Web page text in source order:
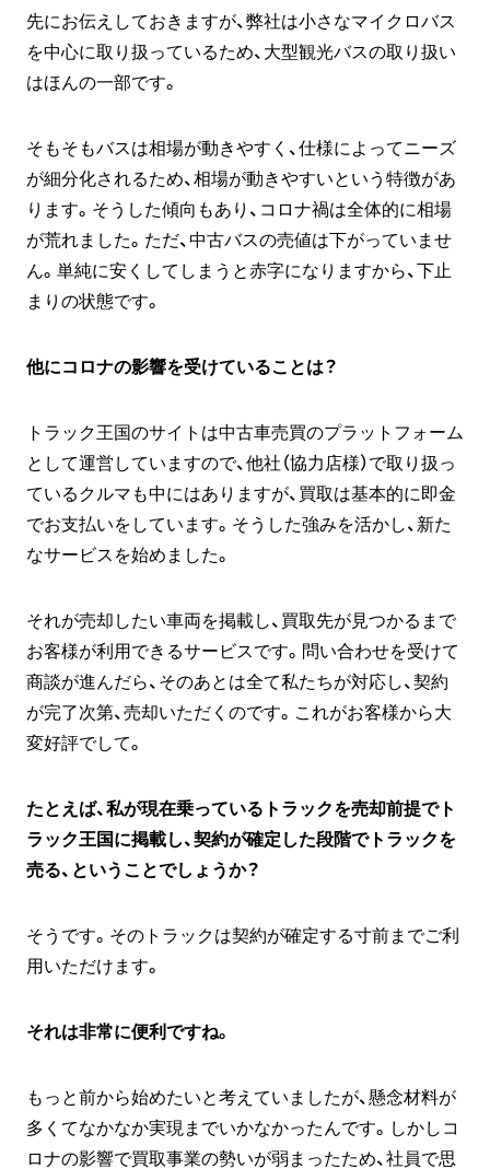
先にお伝えしておきますが、弊社は小さなマイクロバス
を中心に取り扱っているため、大型観光バスの取り扱い
はほんの一部です。
そもそもバスは相場が動きやすく、仕様によってニーズ
が細分化されるため、相場が動きやすいという特徴があ
ります。そうした傾向もあり、コロナ禍は全体的に相場
が荒れました。ただ、中古バスの売値は下がっていませ
ん。単純に安くしてしまうと赤字になりますから、下止
まりの状態です。
他にコロナの影響を受けていることは？
トラック王国のサイトは中古車売買のプラットフォーム
として運営していますので、他社（協力店様）で取り扱っ
ているクルマも中にはありますが、買取は基本的に即金
でお支払いをしています。そうした強みを活かし、新た
なサービスを始めました。
それが売却したい車両を掲載し、買取先が見つかるまで
お客様が利用できるサービスです。問い合わせを受けて
商談が進んだら、そのあとは全て私たちが対応し、契約
が完了次第、売却いただくのです。これがお客様から大
変好評でして。
たとえば、私が現在乗っているトラックを売却前提でト
ラック王国に掲載し、契約が確定した段階でトラックを
売る、ということでしょうか？
そうです。そのトラックは契約が確定する寸前までご利
用いただけます。
それは非常に便利ですね。
もっと前から始めたいと考えていましたが、懸念材料が
多くてなかなか実現までいかなかったんです。しかしコ
ロナの影響で買取事業の勢いが弱まったため、社員で思